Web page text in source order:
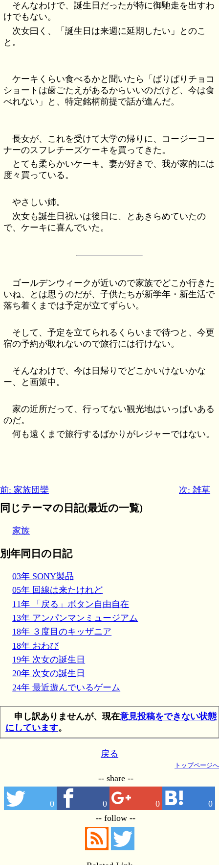
そんなわけで、誕生日だったが特に御馳走を出すわ
けでもない。
次女曰く、「誕生日は来週に延期したい」とのこ
と。
ケーキくらい食べるかと聞いたら「ぱりぱりチョコ
ショートは歯ごたえがあるからいいのだけど、今は食
べれない」と、特定銘柄前提で話が進んだ。
長女が、これを受けて大学の帰りに、コージーコー
ナーのスフレチーズケーキを買ってきた。
とても柔らかいケーキ。妻が好きで、我が家的には
度々買っている。
やさしい姉。
次女も誕生日祝いは後日に、とあきらめていたの
で、ケーキに喜んでいた。
ゴールデンウィークが近いので家族でどこか行きた
いね、とは思うのだが、子供たちが新学年・新生活で
落ち着くまでは予定が立てずらい。
そして、予定を立てられるくらいまで待つと、今更
宿の予約が取れないので旅行には行けない。
そんなわけで、今は日帰りでどこかいけないかな
ー、と画策中。
家の近所だって、行ってない観光地はいっぱいある
のだ。
何も遠くまで旅行するばかりがレジャーではない。
前: 家族団欒 次: 雑草
同じテーマの日記(最近の一覧)
家族
別年同日の日記
03年 SONY製品
05年 回線は来たけれど
11年 「戻る」ボタン自由自在
13年 アンパンマンミュージアム
18年 ３度目のキッザニア
18年 おわび
19年 次女の誕生日
20年 次女の誕生日
24年 最近遊んでいるゲーム
申し訳ありませんが、現在意見投稿をできない状態
にしています。
戻る
トップページへ
-- share --
0 0 0 0
-- follow --